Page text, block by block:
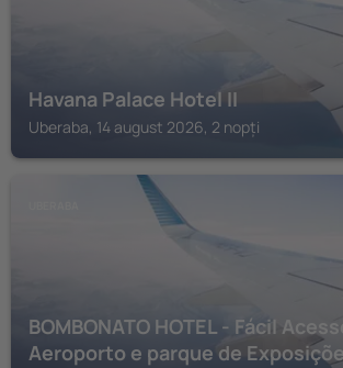
Havana Palace Hotel II
Uberaba, 14 august 2026, 2 nopți
BOMBONATO HOTEL - Fácil
Aeroporto e parque de